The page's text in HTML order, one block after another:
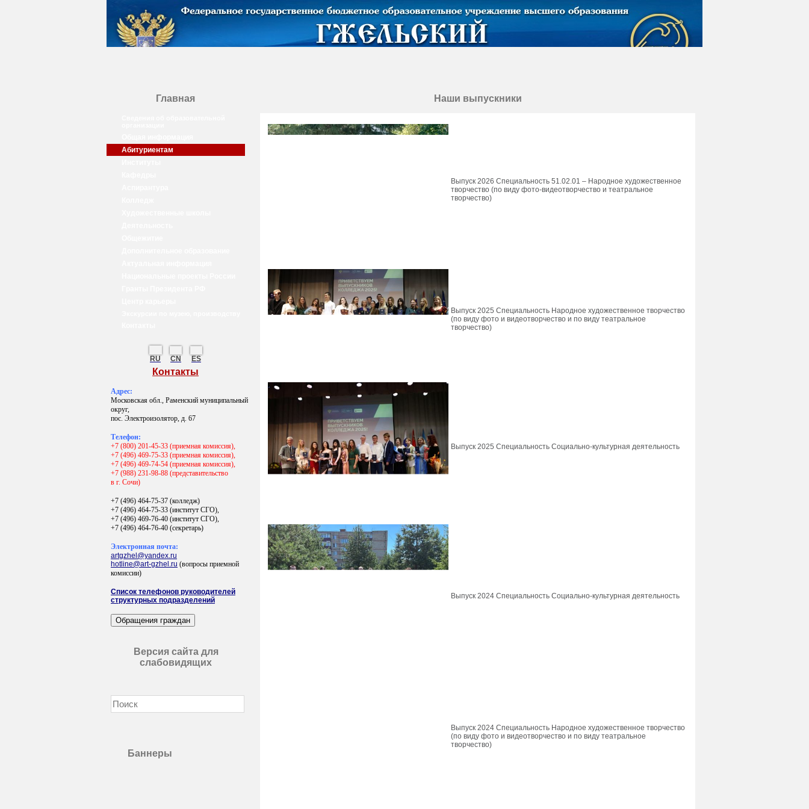
Главная
Абитуриентам
RU CN ES
Контакты
Адрес:
Московская обл., Раменский муниципальный
округ,
пос. Электроизолятор, д. 67
Телефон:
+7 (800) 201-45-33 (приемная комиссия),
+7 (496) 469-75-33 (приемная комиссия),
+7 (496) 469-74-54 (приемная комиссия),
+7 (988) 231-98-88 (представительство
в г. Сочи)
+7 (496) 464-75-37 (колледж)
+7 (496) 464-75-33 (институт СГО),
+7 (496) 469-76-40 (институт СГО),
+7 (496) 464-76-40 (секретарь)
Электронная почта:
artgzhel@yandex.ru
hotline@art-gzhel.ru (вопросы приемной
комиссии)
Список телефонов руководителей
структурных подразделений
Версия сайта для
слабовидящих
Баннеры
Наши выпускники
Выпуск 2026 Специальность 51.02.01 – Народное художественное
творчество (по виду фото-видеотворчество и театральное
творчество)
Выпуск 2025 Специальность Народное художественное творчество
(по виду фото и видеотворчество и по виду театральное
творчество)
Выпуск 2025 Специальность Социально-культурная деятельность
Выпуск 2024 Специальность Социально-культурная деятельность
Выпуск 2024 Специальность Народное художественное творчество
(по виду фото и видеотворчество и по виду театральное
творчество)